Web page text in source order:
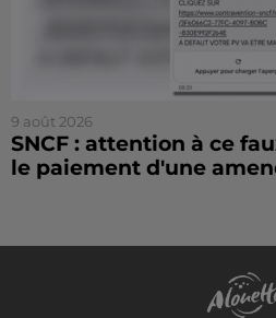
9 août 2026
SNCF : attention à ce
le paiement d'une